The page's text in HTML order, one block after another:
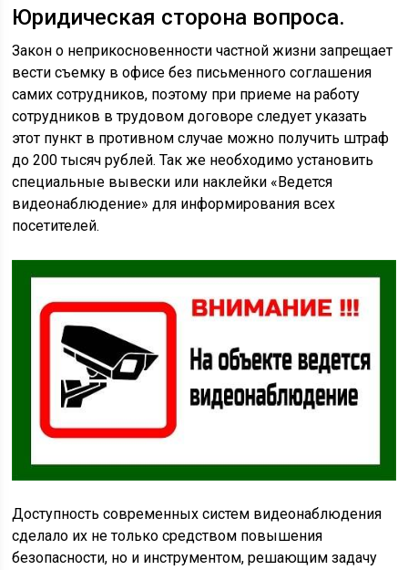
Юридическая сторона вопроса.
Закон о неприкосновенности частной жизни запрещает
вести съемку в офисе без письменного соглашения
самих сотрудников, поэтому при приеме на работу
сотрудников в трудовом договоре следует указать
этот пункт в противном случае можно получить штраф
до 200 тысяч рублей. Так же необходимо установить
специальные вывески или наклейки «Ведется
видеонаблюдение» для информирования всех
посетителей.
Доступность современных систем видеонаблюдения
сделало их не только средством повышения
безопасности, но и инструментом, решающим задачу